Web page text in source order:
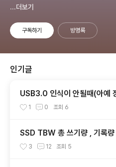
블로그에 있던 링크로 오셨을경우 유실
...더보기
구독하기 방명록
인기글
USB3.0 인식이 안될때(아예
인식자체가 안될때)
1 0 조회 6
SSD TBW 총 쓰기량 , 기록량
확인하기
3 12 조회 5